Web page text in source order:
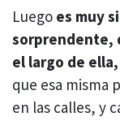
Luego es muy
sorprendente,
el largo de
que esa misma
en las calles, y